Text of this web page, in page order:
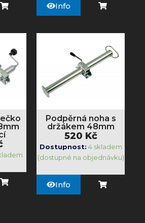
Info
Podpěrná noha s
držákem 48mm
520 Kč
Dostupnost: 4 skladem
(dostupné na objednávku)
Info